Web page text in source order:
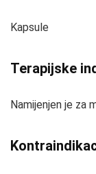
Kapsule
Terapijske
Namijenjen je za